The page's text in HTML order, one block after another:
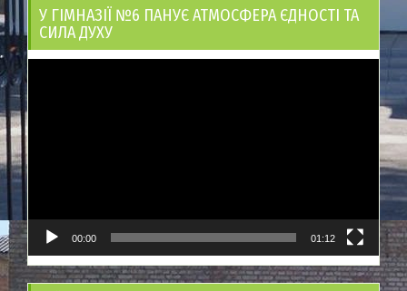
У ГІМНАЗІЇ №6 ПАНУЄ АТМОСФЕРА ЄДНОСТІ ТА
СИЛА ДУХУ
00:00 01:12